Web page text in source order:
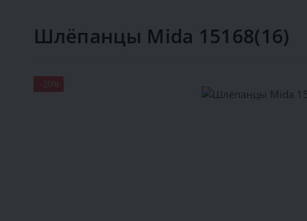
Шлёпанцы Mida 15168(16)
-20%